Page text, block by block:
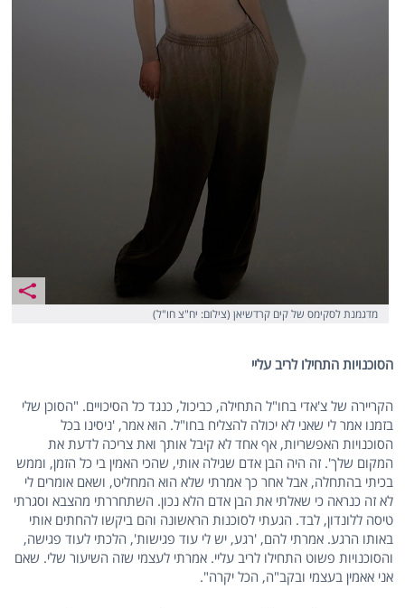
מדגמנת לסקימס של קים קרדשיאן (צילום: יח"צ חו"ל)
הסוכנויות התחילו לריב עליי
הקריירה של צ'אדי בחו"ל התחילה, כביכול, כנגד כל הסיכויים. "הסוכן שלי
בזמנו אמר לי שאני לא יכולה להצליח בחו"ל. הוא אמר, 'ניסינו בכל
הסוכנויות האפשריות, אף אחד לא קיבל אותך ואת צריכה לדעת את
המקום שלך'. זה היה הבן אדם שגילה אותי, שהכי האמין בי כל הזמן, וממש
בכיתי בהתחלה, אבל אחר כך אמרתי שלא הוא המחליט, ושאם אומרים לי
לא זה כנראה כי שאלתי את הבן אדם הלא נכון. השתחררתי מהצבא וסגרתי
טיסה ללונדון, לבד. הגעתי לסוכנות הראשונה והם ביקשו להחתים אותי
באותו הרגע. אמרתי להם, 'רגע, יש לי עוד פגישות', הלכתי לעוד פגישה,
והסוכנויות פשוט התחילו לריב עליי. אמרתי לעצמי שזה השיעור שלי. שאם
אני אאמין בעצמי ובקב"ה, הכל יקרה".